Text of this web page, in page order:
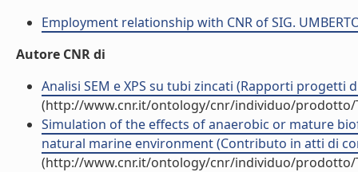
Employment relationship with CNR of SIG.
Autore CNR di
Analisi SEM e XPS su tubi zincati (Rapporti progetti
(http://www.cnr.it/ontology/cnr/individuo/prodotto/
Simulation of the effects of anaerobic or mature
natural marine environment (Contributo in atti di
(http://www.cnr.it/ontology/cnr/individuo/prodotto/